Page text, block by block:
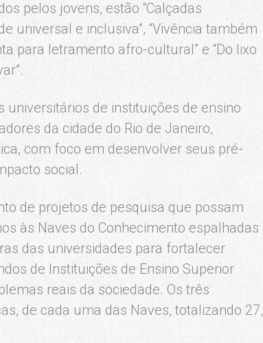
pelos jovens, estão “Calçadas
universal e inclusiva”, “Vivência também
para letramento afro-cultural” e “Do lixo
universitários de instituições de ensino
da cidade do Rio de Janeiro,
com foco em desenvolver seus pré-
social.
de projetos de pesquisa que possam
às Naves do Conhecimento espalhadas
das universidades para fortalecer
de Instituições de Ensino Superior
reais da sociedade. Os três
de cada uma das Naves, totalizando 27,